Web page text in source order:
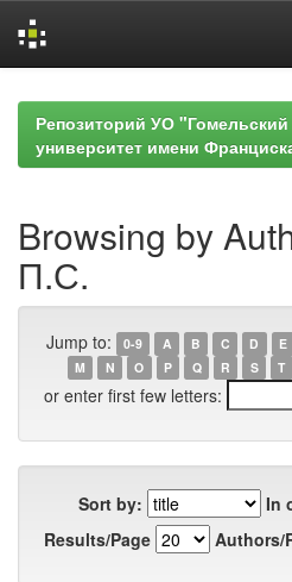
navigationРепозиторий УО
университет имени
Browsing by
П.С.
Jump to: 0-9 A B C D E
M
N O P Q R S T
or enter first few letters:
Sort by:
In
Results/Page
Authors/